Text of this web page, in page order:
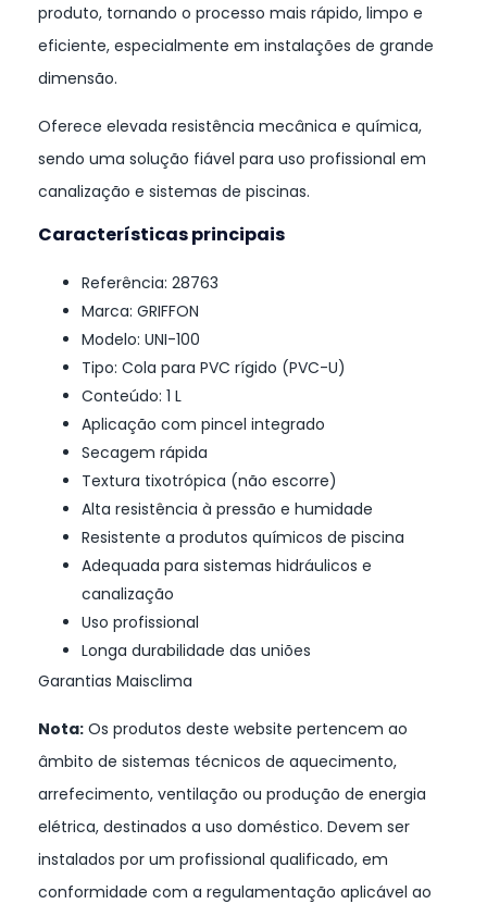
produto, tornando o processo mais rápido, limpo e
eficiente, especialmente em instalações de grande
dimensão.
Oferece elevada resistência mecânica e química,
sendo uma solução fiável para uso profissional em
canalização e sistemas de piscinas.
Características principais
Referência: 28763
Marca: GRIFFON
Modelo: UNI-100
Tipo: Cola para PVC rígido (PVC-U)
Conteúdo: 1 L
Aplicação com pincel integrado
Secagem rápida
Textura tixotrópica (não escorre)
Alta resistência à pressão e humidade
Resistente a produtos químicos de piscina
Adequada para sistemas hidráulicos e
canalização
Uso profissional
Longa durabilidade das uniões
Garantias Maisclima
Nota: Os produtos deste website pertencem ao
âmbito de sistemas técnicos de aquecimento,
arrefecimento, ventilação ou produção de energia
elétrica, destinados a uso doméstico. Devem ser
instalados por um profissional qualificado, em
conformidade com a regulamentação aplicável ao